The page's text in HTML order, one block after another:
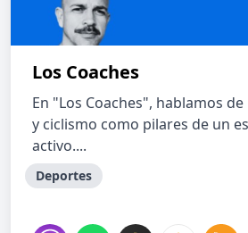
Los Coaches
En "Los Coaches", hablamos
y ciclismo como pilares de un
activo....
Deportes